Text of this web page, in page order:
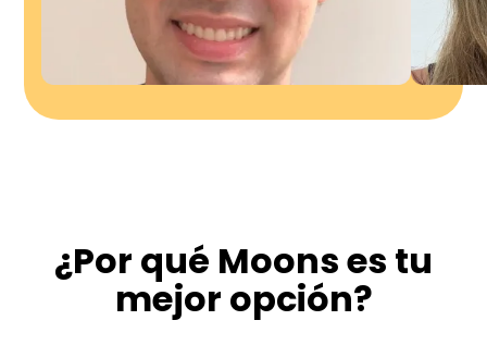
¿Por qué Moons es tu
mejor opción?